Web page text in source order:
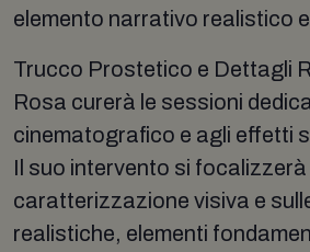
elemento narrativo realistico
Trucco Prostetico e Dettagli
Rosa curerà le sessioni
cinematografico e agli effetti
Il suo intervento si focalizzerà
caratterizzazione visiva e
realistiche, elementi